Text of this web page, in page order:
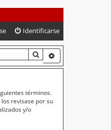
Identificarse
BUSCAR
términos.
revisase por su
y/o